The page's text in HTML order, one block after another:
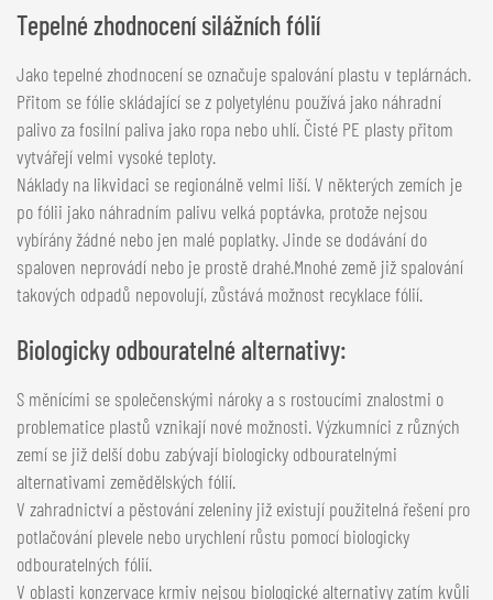
Tepelné zhodnocení silážních fólií
Jako tepelné zhodnocení se označuje spalování plastu v teplárnách.
Přitom se fólie skládající se z polyetylénu používá jako náhradní
palivo za fosilní paliva jako ropa nebo uhlí. Čisté PE plasty přitom
vytvářejí velmi vysoké teploty.
Náklady na likvidaci se regionálně velmi liší. V některých zemích je
po fólii jako náhradním palivu velká poptávka, protože nejsou
vybírány žádné nebo jen malé poplatky. Jinde se dodávání do
spaloven neprovádí nebo je prostě drahé.Mnohé země již spalování
takových odpadů nepovolují, zůstává možnost recyklace fólií.
Biologicky odbouratelné alternativy:
S měnícími se společenskými nároky a s rostoucími znalostmi o
problematice plastů vznikají nové možnosti. Výzkumníci z různých
zemí se již delší dobu zabývají biologicky odbouratelnými
alternativami zemědělských fólií.
V zahradnictví a pěstování zeleniny již existují použitelná řešení pro
potlačování plevele nebo urychlení růstu pomocí biologicky
odbouratelných fólií.
V oblasti konzervace krmiv nejsou biologické alternativy zatím kvůli